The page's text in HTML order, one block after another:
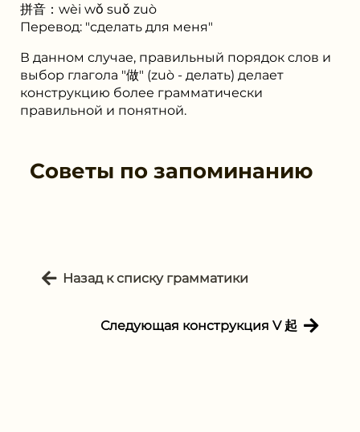
拼音：wèi wǒ suǒ zuò
Перевод: "сделать для меня"
В данном случае, правильный порядок слов и
выбор глагола "做" (zuò - делать) делает
конструкцию более грамматически
правильной и понятной.
Советы по запоминанию
Назад к списку грамматики
Следующая конструкция V 起